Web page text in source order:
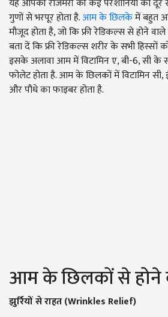
यह आपकी रोजमर्रा की कई परेशानियों को दूर
गुणों से भरपूर होता है.आम के छिलकेमें बहुत
मौजूद होता है, जो कि फ्री रेडिकल्स से होने
बता दें कि फ्री रेडिकल्स शरीर के सभी हिस्सों
इसके अलावा आम में विटामिन ए, बी-6, सी के
फोलेट होता है. आम के छिलकों में विटामिन सी,
और पौधे का फाइबर होता है.
आम के छिलकों से होने
झुर्रियों से राहत (Wrinkles Relief)